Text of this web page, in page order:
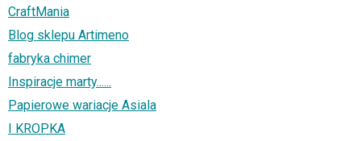
CraftMania
Blog sklepu Artimeno
fabryka chimer
Inspiracje marty......
Papierowe wariacje Asiala
I KROPKA